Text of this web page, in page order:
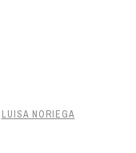
LUISA NORIEGA